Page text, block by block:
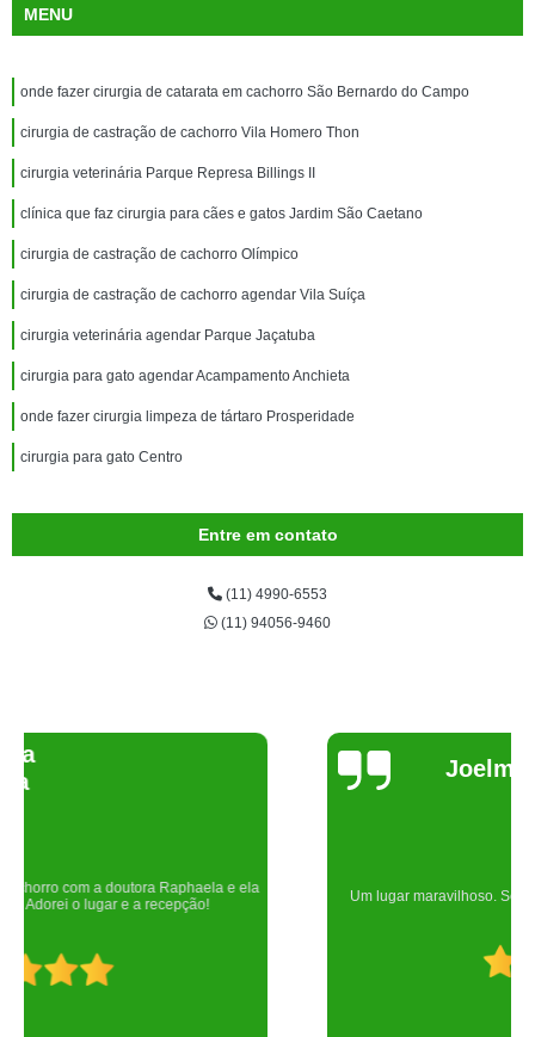
MENU
onde fazer cirurgia de catarata em cachorro São Bernardo do Campo
cirurgia de castração de cachorro Vila Homero Thon
cirurgia veterinária Parque Represa Billings II
clínica que faz cirurgia para cães e gatos Jardim São Caetano
cirurgia de castração de cachorro Olímpico
cirurgia de castração de cachorro agendar Vila Suíça
cirurgia veterinária agendar Parque Jaçatuba
cirurgia para gato agendar Acampamento Anchieta
onde fazer cirurgia limpeza de tártaro Prosperidade
cirurgia para gato Centro
Entre em contato
(11) 4990-6553
(11) 94056-9460
Um lugar maravilhoso. Sempre serei grata pelo que fizeram por nós!